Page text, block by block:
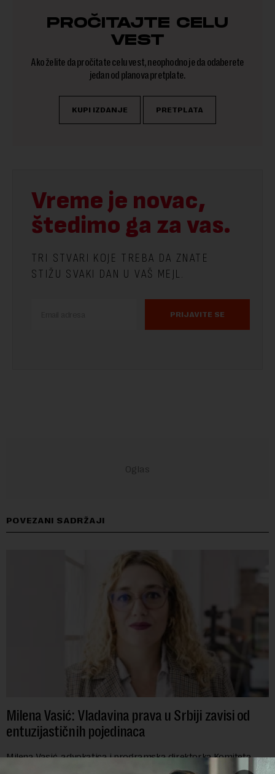
PROČITAJTE CELU
VEST
Ako želite da pročitate celu vest, neophodno je da odaberete
jedan od planova pretplate.
KUPI IZDANJE PRETPLATA
Vreme je novac,
štedimo ga za vas.
TRI STVARI KOJE TREBA DA ZNATE
STIŽU SVAKI DAN U VAŠ MEJL.
PRIJAVITE SE
POVEZANI SADRŽAJI
Milena Vasić: Vladavina prava u Srbiji zavisi od
entuzijastičnih pojedinaca
Milena Vasić, advokatica i programska direktorka Komiteta
pravnika za ljudska prava (YUCOM), već duže od decenije nalazi